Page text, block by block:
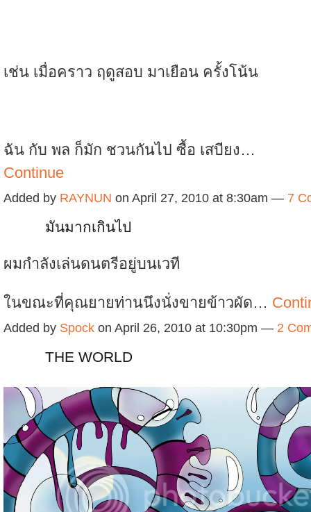
เช่น เมื่อคราว ฤดูสอบ มาเยือน ครั้งโน้น
ฉัน กับ พล ก็มัก ชวนกันไป ซื้อ เสบียง…
Continue
Added by RAYNUN on April 27, 2010 at 8:30am — 7
มันมากเกินไป
ผมกำลังเล่นดนตรีอยู่บนเวที
ในขณะที่คุณยายท่านนึงนั่งขายข้าวผัด…
Added by Spock on April 26, 2010 at 10:30pm — 2
THE WORLD